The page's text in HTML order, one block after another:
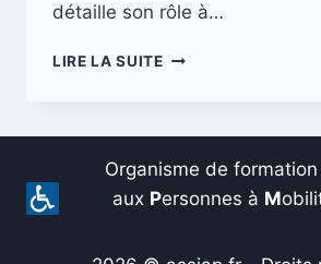
détaille son rôle à…
LIRE LA SUITECOORDONNATEUR
SES
RESPONSABILITÉS
Organisme de
aux Personnes à M